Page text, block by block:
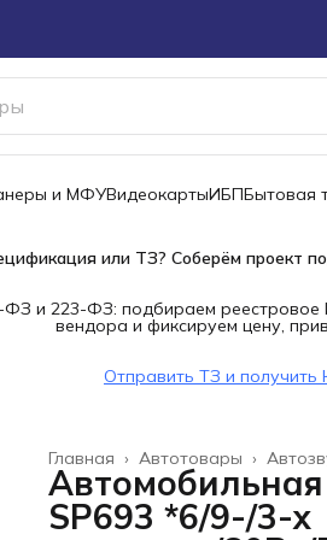
и МФУВидеокартыИБПБытовая
или ТЗ? Соберём проект
и 223-ФЗ: подбираем
вендора и фиксируем цену,
Отправить ТЗ и получить
Автотовары ›
Главная ›
Автомобильная
SP693 *6/9-/3-х